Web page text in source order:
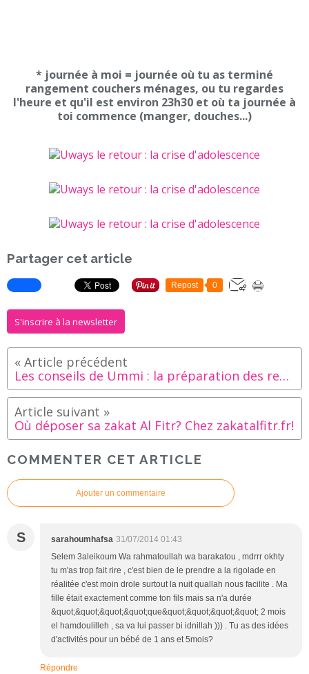
* journée à moi = journée où tu as terminé
rangement couchers ménages, ou tu regardes
l'heure et qu'il est environ 23h30 et où ta journée à
toi commence (manger, douches...)
Partager cet article
Repost 0
S'inscrire à la newsletter
Les conseils de Ummi : la préparation des repas
Où déposer sa zakat Al Fitr? Chez zakatalfitr.fr!
COMMENTER CET ARTICLE
Ajouter un commentaire
S sarahoumhafsa 31/07/2014 01:43
Selem 3aleikoum Wa rahmatoullah wa barakatou , mdrrr okhty
tu m'as trop fait rire , c'est bien de le prendre a la rigolade en
réalitée c'est moin drole surtout la nuit quallah nous facilite . Ma
fille était exactement comme ton fils mais sa n'a durée
&quot;&quot;&quot;&quot;que&quot;&quot;&quot;&quot; 2 mois
el hamdoulilleh , sa va lui passer bi idnillah ))) . Tu as des idées
d'activités pour un bébé de 1 ans et 5mois?
Répondre